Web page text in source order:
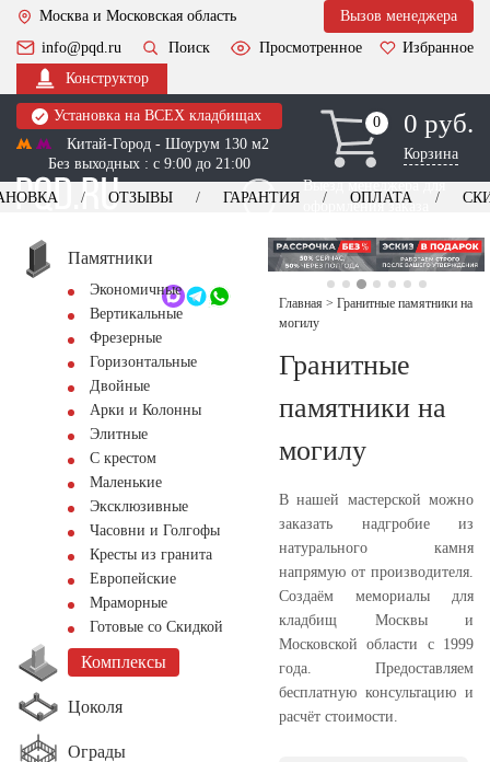
Москва и Московская область
Вызов менеджера
info@pqd.ru
Поиск Просмотренное
Избранное
Конструктор
Установка на ВСЕХ кладбищах
Китай-Город - Шоурум 130 м2
Без выходных : с 9:00 до 21:00
0
0 0 руб.
Корзина
Выезд менеджера для
оформления заказа
+7 (495) 518-44-23
Обратный звонок
ОТЗЫВЫ ГАРАНТИЯ ОПЛАТА
Памятники
Экономичные
Вертикальные
Фрезерные
Горизонтальные
Двойные
Арки и Колонны
Элитные
С крестом
Маленькие
Эксклюзивные
Часовни и Голгофы
Кресты из гранита
Европейские
Мраморные
Готовые со Скидкой
Комплексы
Цоколя
Ограды
Главная > Гранитные памятники на
могилу
Гранитные
памятники на
могилу
В нашей мастерской можно
заказать надгробие из
натурального камня
напрямую от производителя.
Создаём мемориалы для
кладбищ Москвы и
Московской области с 1999
года. Предоставляем
бесплатную консультацию и
расчёт стоимости.